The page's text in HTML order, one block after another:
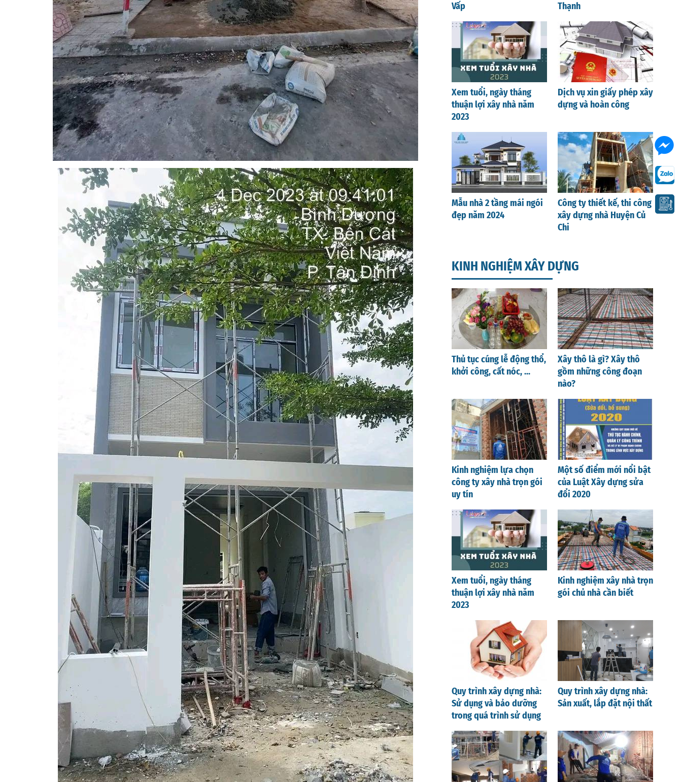
Vấp
Thạnh
Xem tuổi, ngày tháng
thuận lợi xây nhà năm
2023
Dịch vụ xin giấy phép xây
dựng và hoàn công
Mẫu nhà 2 tầng mái ngói
đẹp năm 2024
Công ty thiết kế, thi công
xây dựng nhà Huyện Củ
Chi
KINH NGHIỆM XÂY DỰNG
Thủ tục cúng lễ động thổ,
khởi công, cất nóc, ...
Xây thô là gì? Xây thô
gồm những công đoạn
nào?
Kinh nghiệm lựa chọn
công ty xây nhà trọn gói
uy tín
Một số điểm mới nổi bật
của Luật Xây dựng sửa
đổi 2020
Xem tuổi, ngày tháng
thuận lợi xây nhà năm
2023
Kinh nghiệm xây nhà trọn
gói chủ nhà cần biết
Quy trình xây dựng nhà:
Sử dụng và bảo dưỡng
trong quá trình sử dụng
Quy trình xây dựng nhà:
Sản xuất, lắp đặt nội thất